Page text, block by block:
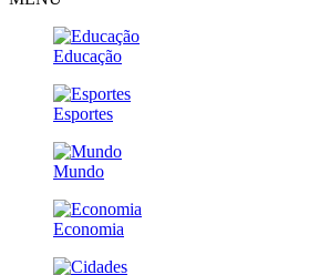
Educação
Esportes
Mundo
Economia